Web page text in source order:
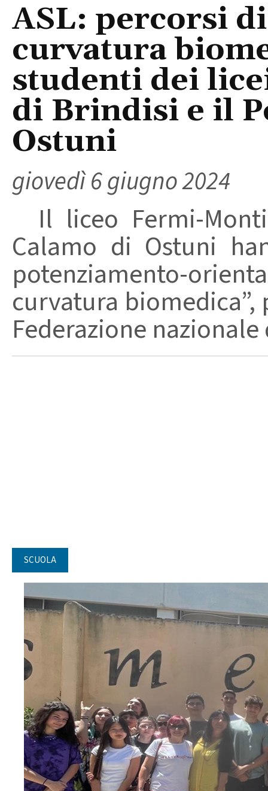
ASL: percorsi
curvatura
studenti dei
di Brindisi e il
Ostuni
giovedì 6 giugno 2024
Il liceo Fermi-
Calamo di Ostuni
potenziamento-
curvatura
Federazione
SCUOLA